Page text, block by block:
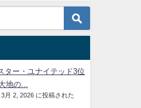
ター・ユナイテッド3位
地の...
3月 2, 2026 に投稿された